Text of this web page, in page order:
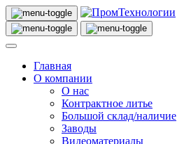
Главная
О компании
О нас
Контрактное литье
Большой склад/наличие
Заводы
Видеоматериалы